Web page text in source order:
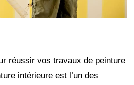
réussir vos travaux de peinture
intérieure est l’un des